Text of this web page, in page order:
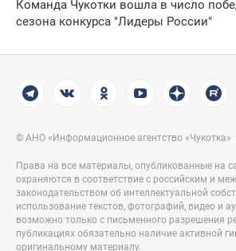
Команда Чукотки вошла в число
сезона конкурса "Лидеры России"
© АНО «Информационное агентство «Чукотка»
Права на все материалы, опубликованные на
охраняются в соответствие с российским и
законодательством об интеллектуальной
использование текстов, фотографий, видео и
возможно только с письменного разрешения
публикациях обязательно наличие активной
оригинальному материалу.